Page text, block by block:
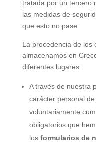
tratada por un tercero
las medidas de
que esto no pase.
La procedencia de los
almacenamos en
diferentes lugares:
A través de nuestra
carácter personal
voluntariamente
obligatorios que
los formularios de